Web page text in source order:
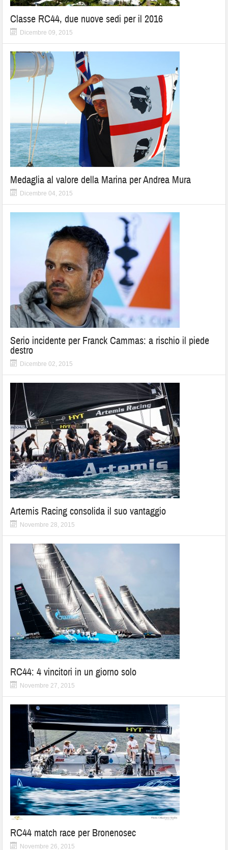
Classe RC44, due nuove sedi per il 2016
Dicembre 09, 2015
Medaglia al valore della Marina per Andrea Mura
Dicembre 04, 2015
Serio incidente per Franck Cammas: a rischio il piede
destro
Dicembre 02, 2015
Artemis Racing consolida il suo vantaggio
Novembre 28, 2015
RC44: 4 vincitori in un giorno solo
Novembre 27, 2015
RC44 match race per Bronenosec
Novembre 26, 2015